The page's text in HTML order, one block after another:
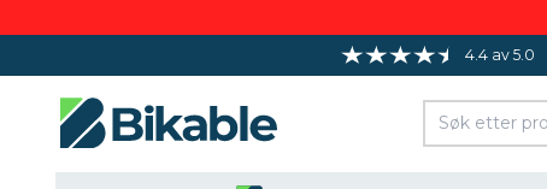
4.4 av 5.0